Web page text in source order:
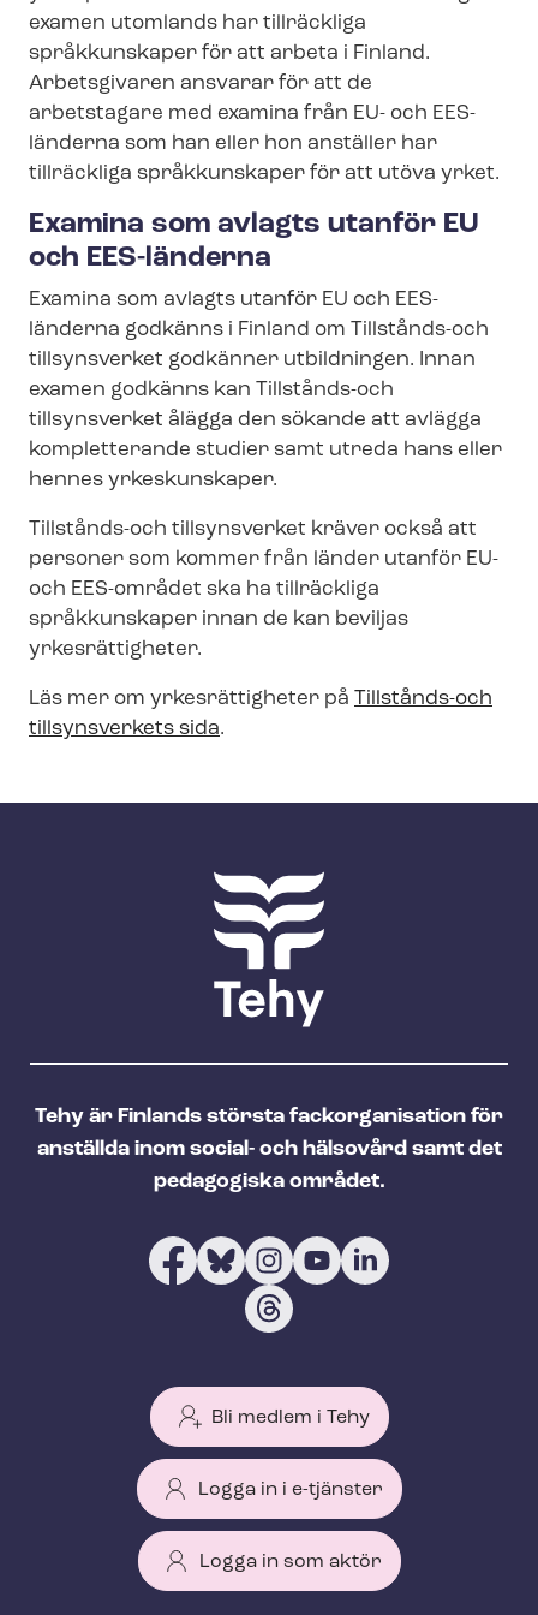
examen utomlands har tillräckliga
språkkunskaper för att arbeta i Finland.
Arbetsgivaren ansvarar för att de
arbetstagare med examina från EU- och EES-
länderna som han eller hon anställer har
tillräckliga språkkunskaper för att utöva yrket.
Examina som avlagts utanför EU
och EES-länderna
Examina som avlagts utanför EU och EES-
länderna godkänns i Finland om Tillstånds-och
tillsynsverket godkänner utbildningen. Innan
examen godkänns kan Tillstånds-och
tillsynsverket ålägga den sökande att avlägga
kompletterande studier samt utreda hans eller
hennes yrkeskunskaper.
Tillstånds-och tillsynsverket kräver också att
personer som kommer från länder utanför EU-
och EES-området ska ha tillräckliga
språkkunskaper innan de kan beviljas
yrkesrättigheter.
Läs mer om yrkesrättigheter på Tillstånds-och
tillsynsverkets sida.
Tehy är Finlands största fackorganisation för
anställda inom social- och hälsovård samt det
pedagogiska området.
Bli medlem i Tehy
Logga in i e-tjänster
Logga in som aktör